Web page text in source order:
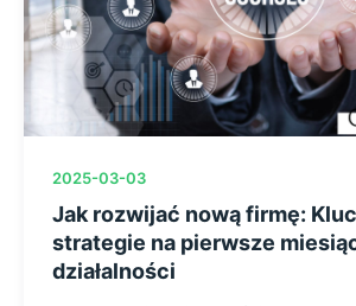
2025-03-03
Jak rozwijać nową firmę:
strategie na pierwsze
działalności